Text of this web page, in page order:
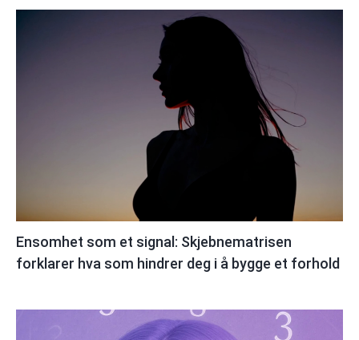
Ensomhet som et signal: Skjebnematrisen
forklarer hva som hindrer deg i å bygge et forhold